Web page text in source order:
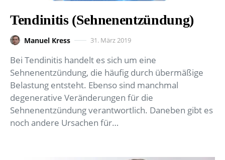
Tendinitis (Sehnenentzündung)
Manuel Kress 31. März 2019
Bei Tendinitis handelt es sich um eine
Sehnenentzündung, die häufig durch übermäßige
Belastung entsteht. Ebenso sind manchmal
degenerative Veränderungen für die
Sehnenentzündung verantwortlich. Daneben gibt es
noch andere Ursachen für…